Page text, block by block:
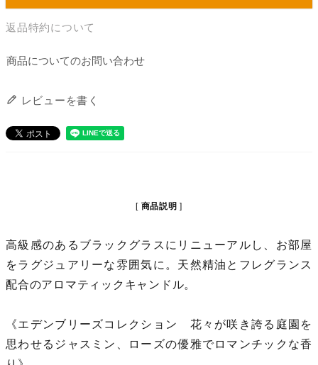
返品特約について
商品についてのお問い合わせ
レビューを書く
商品説明
高級感のあるブラックグラスにリニューアルし、お部屋
をラグジュアリーな雰囲気に。天然精油とフレグランス
配合のアロマティックキャンドル。
《エデンブリーズコレクション 花々が咲き誇る庭園を
思わせるジャスミン、ローズの優雅でロマンチックな香